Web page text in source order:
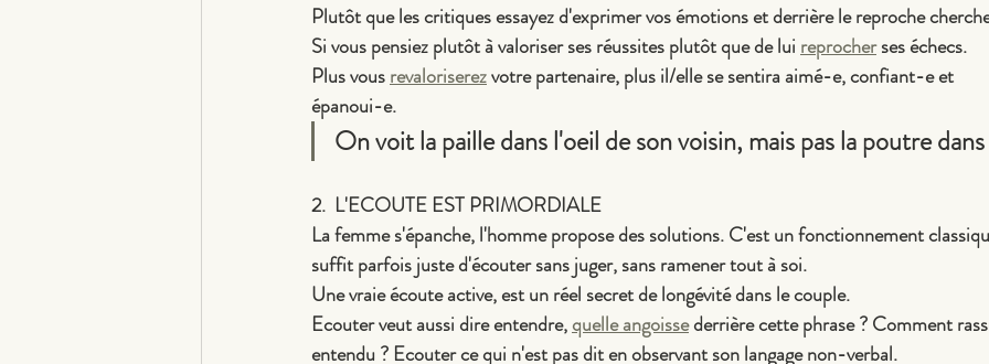
Plutôt que les critiques essayez d'exprimer vos émotions et derrière le reproche
Si vous pensiez plutôt à valoriser ses réussites plutôt que de lui reprocher ses échecs.
Plus vous revaloriserez votre partenaire, plus il/elle se sentira aimé-e, confiant-e et
épanoui-e.
On voit la paille dans l'oeil de son voisin, mais pas la poutre
2.  L'ECOUTE EST PRIMORDIALE
La femme s'épanche, l'homme propose des solutions. C'est un fonctionnement
suffit parfois juste d'écouter sans juger, sans ramener tout à soi.
Une vraie écoute active, est un réel secret de longévité dans le couple.
Ecouter veut aussi dire entendre, quelle angoisse derrière cette phrase ? Comment
entendu ? Ecouter ce qui n'est pas dit en observant son langage non-verbal.